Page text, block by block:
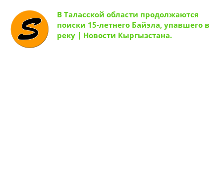
В Таласской области продолжаются
поиски 15-летнего Байэла, упавшего в
реку | Новости Кыргызстана.